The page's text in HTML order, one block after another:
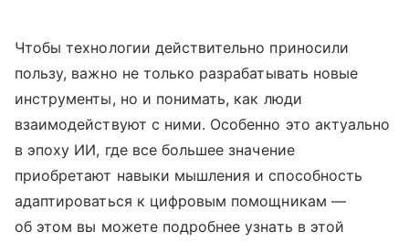
Чтобы технологии действительно приносили
пользу, важно не только разрабатывать новые
инструменты, но и понимать, как люди
взаимодействуют с ними. Особенно это актуально
в эпоху ИИ, где все большее значение
приобретают навыки мышления и способность
адаптироваться к цифровым помощникам —
об этом вы можете подробнее узнать в этой